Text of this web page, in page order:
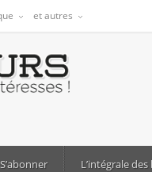
et autres
S’abonner L’intégrale